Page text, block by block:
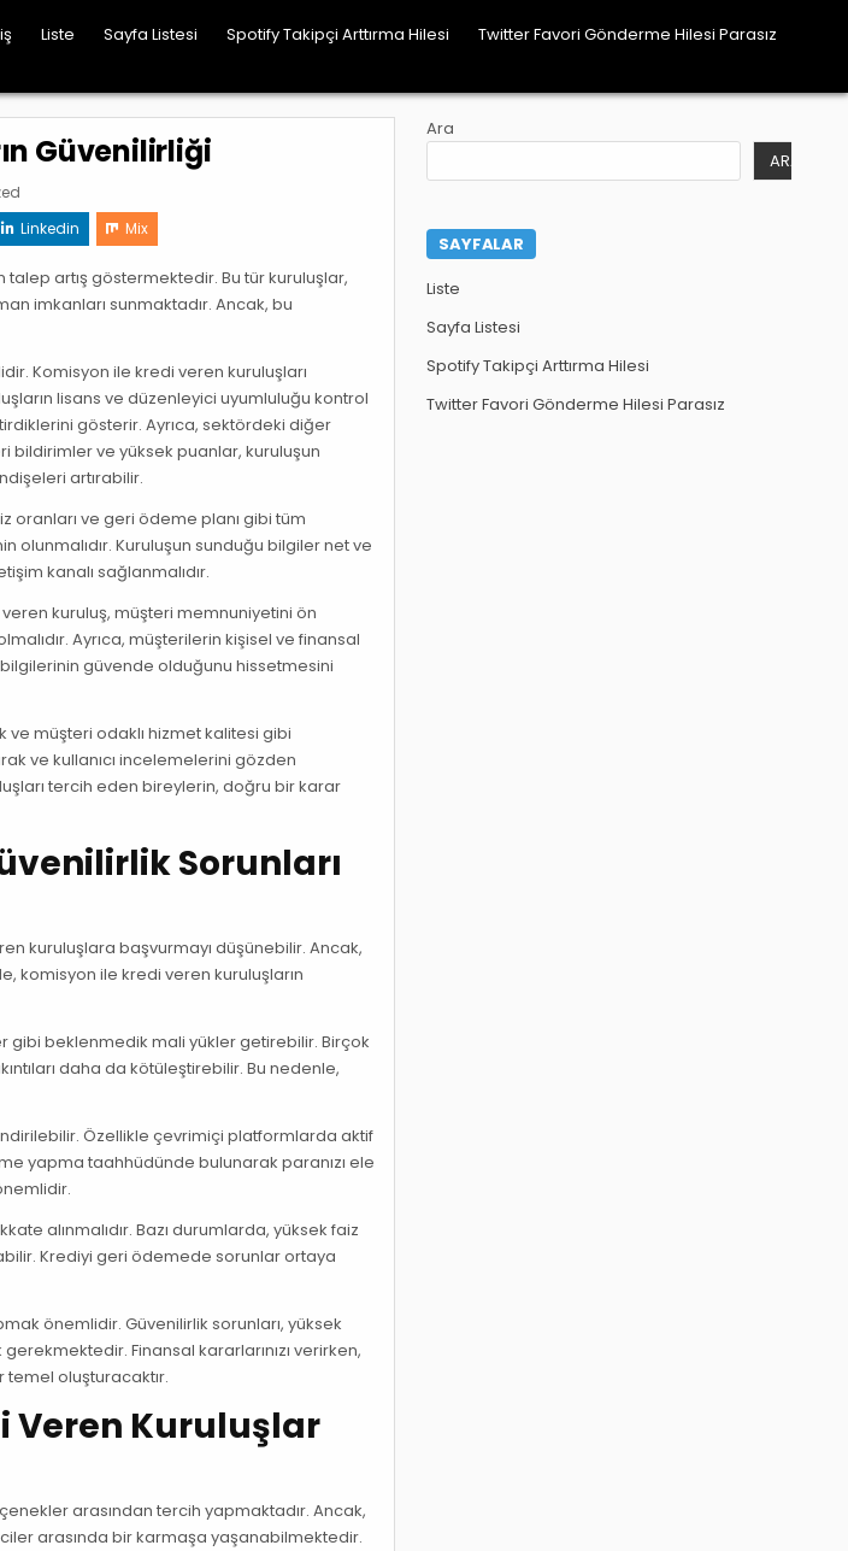
Liste Sayfa Listesi Spotify Takipçi Arttırma Hilesi Twitter Favori Gönderme Hilesi Parasız
Güvenilirliği
Linkedin Mix
talep artış göstermektedir. Bu tür kuruluşlar,
imkanları sunmaktadır. Ancak, bu
Komisyon ile kredi veren kuruluşları
lisans ve düzenleyici uyumluluğu kontrol
gösterir. Ayrıca, sektördeki diğer
bildirimler ve yüksek puanlar, kuruluşun
artırabilir.
oranları ve geri ödeme planı gibi tüm
olunmalıdır. Kuruluşun sunduğu bilgiler net ve
kanalı sağlanmalıdır.
kuruluş, müşteri memnuniyetini ön
Ayrıca, müşterilerin kişisel ve finansal
güvende olduğunu hissetmesini
ve müşteri odaklı hizmet kalitesi gibi
ve kullanıcı incelemelerini gözden
tercih eden bireylerin, doğru bir karar
Sorunları
kuruluşlara başvurmayı düşünebilir. Ancak,
komisyon ile kredi veren kuruluşların
gibi beklenmedik mali yükler getirebilir. Birçok
daha da kötüleştirebilir. Bu nedenle,
Özellikle çevrimiçi platformlarda aktif
yapma taahhüdünde bulunarak paranızı ele
alınmalıdır. Bazı durumlarda, yüksek faiz
Krediyi geri ödemede sorunlar ortaya
önemlidir. Güvenilirlik sorunları, yüksek
Finansal kararlarınızı verirken,
temel oluşturacaktır.
Veren Kuruluşlar
arasından tercih yapmaktadır. Ancak,
arasında bir karmaşa yaşanabilmektedir.
Ara
ARA
SAYFALAR
Liste
Sayfa Listesi
Spotify Takipçi Arttırma Hilesi
Twitter Favori Gönderme Hilesi Parasız